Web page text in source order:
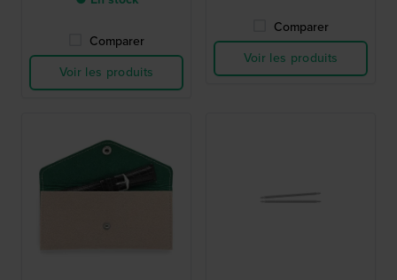
Comparer
Voir les produits
Comparer
Voir les produits